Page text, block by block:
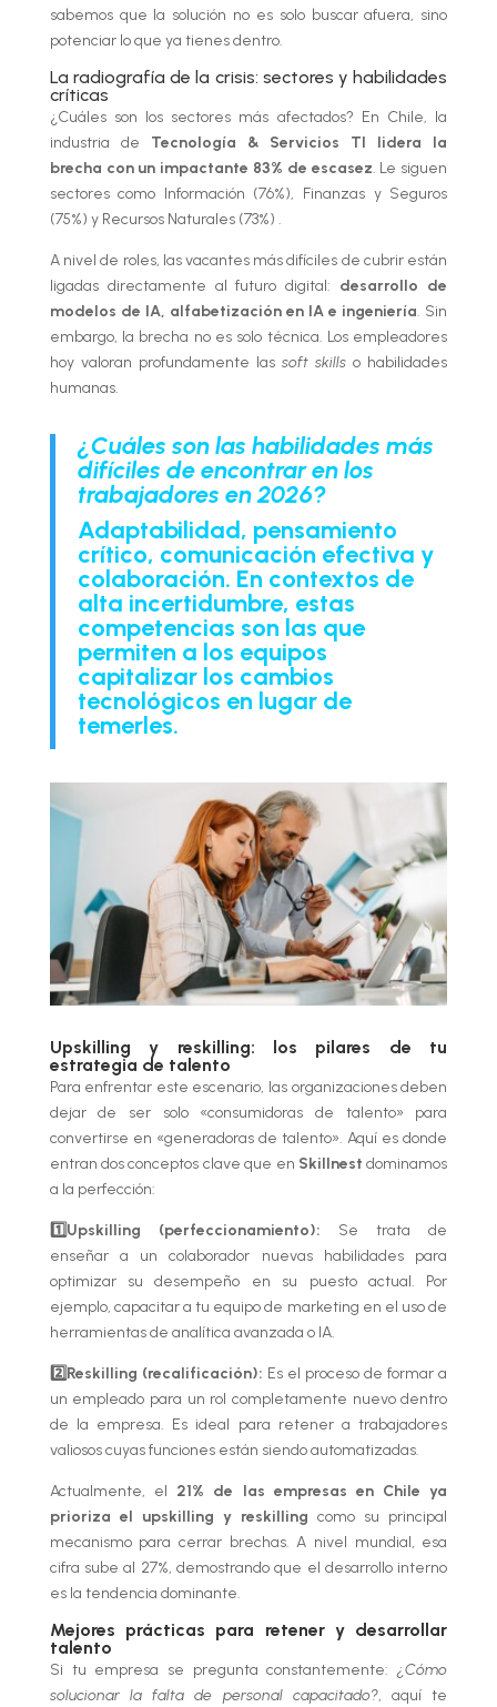
sabemos que la solución no es solo buscar afuera, sino
potenciar lo que ya tienes dentro.
La radiografía de la crisis: sectores y habilidades
críticas
¿Cuáles son los sectores más afectados? En Chile, la
industria de Tecnología & Servicios TI lidera la
brecha con un impactante 83% de escasez. Le siguen
sectores como Información (76%), Finanzas y Seguros
(75%) y Recursos Naturales (73%) .
A nivel de roles, las vacantes más difíciles de cubrir están
ligadas directamente al futuro digital: desarrollo de
modelos de IA, alfabetización en IA e ingeniería. Sin
embargo, la brecha no es solo técnica. Los empleadores
hoy valoran profundamente lassoft skills o habilidades
humanas.
¿Cuáles son las habilidades más
difíciles de encontrar en los
trabajadores en 2026?
Adaptabilidad, pensamiento
crítico, comunicación efectiva y
colaboración. En contextos de
alta incertidumbre, estas
competencias son las que
permiten a los equipos
capitalizar los cambios
tecnológicos en lugar de
temerles.
Upskilling y reskilling: los pilares de tu
estrategia de talento
Para enfrentar este escenario, las organizaciones deben
dejar de ser solo «consumidoras de talento» para
convertirse en «generadoras de talento». Aquí es donde
entran dos conceptos clave que en Skillnest dominamos
a la perfección:
1️⃣Upskilling (perfeccionamiento): Se trata de
enseñar a un colaborador nuevas habilidades para
optimizar su desempeño en su puesto actual. Por
ejemplo, capacitar a tu equipo de marketing en el uso de
herramientas de analítica avanzada o IA.
2️⃣Reskilling (recalificación): Es el proceso de formar a
un empleado para un rol completamente nuevo dentro
de la empresa. Es ideal para retener a trabajadores
valiosos cuyas funciones están siendo automatizadas.
Actualmente, el 21% de las empresas en Chile ya
prioriza el upskilling y reskilling como su principal
mecanismo para cerrar brechas. A nivel mundial, esa
cifra sube al 27%, demostrando que el desarrollo interno
es la tendencia dominante.
Mejores prácticas para retener y desarrollar
talento
Si tu empresa se pregunta constantemente:¿Cómo
solucionar la falta de personal capacitado?, aquí te